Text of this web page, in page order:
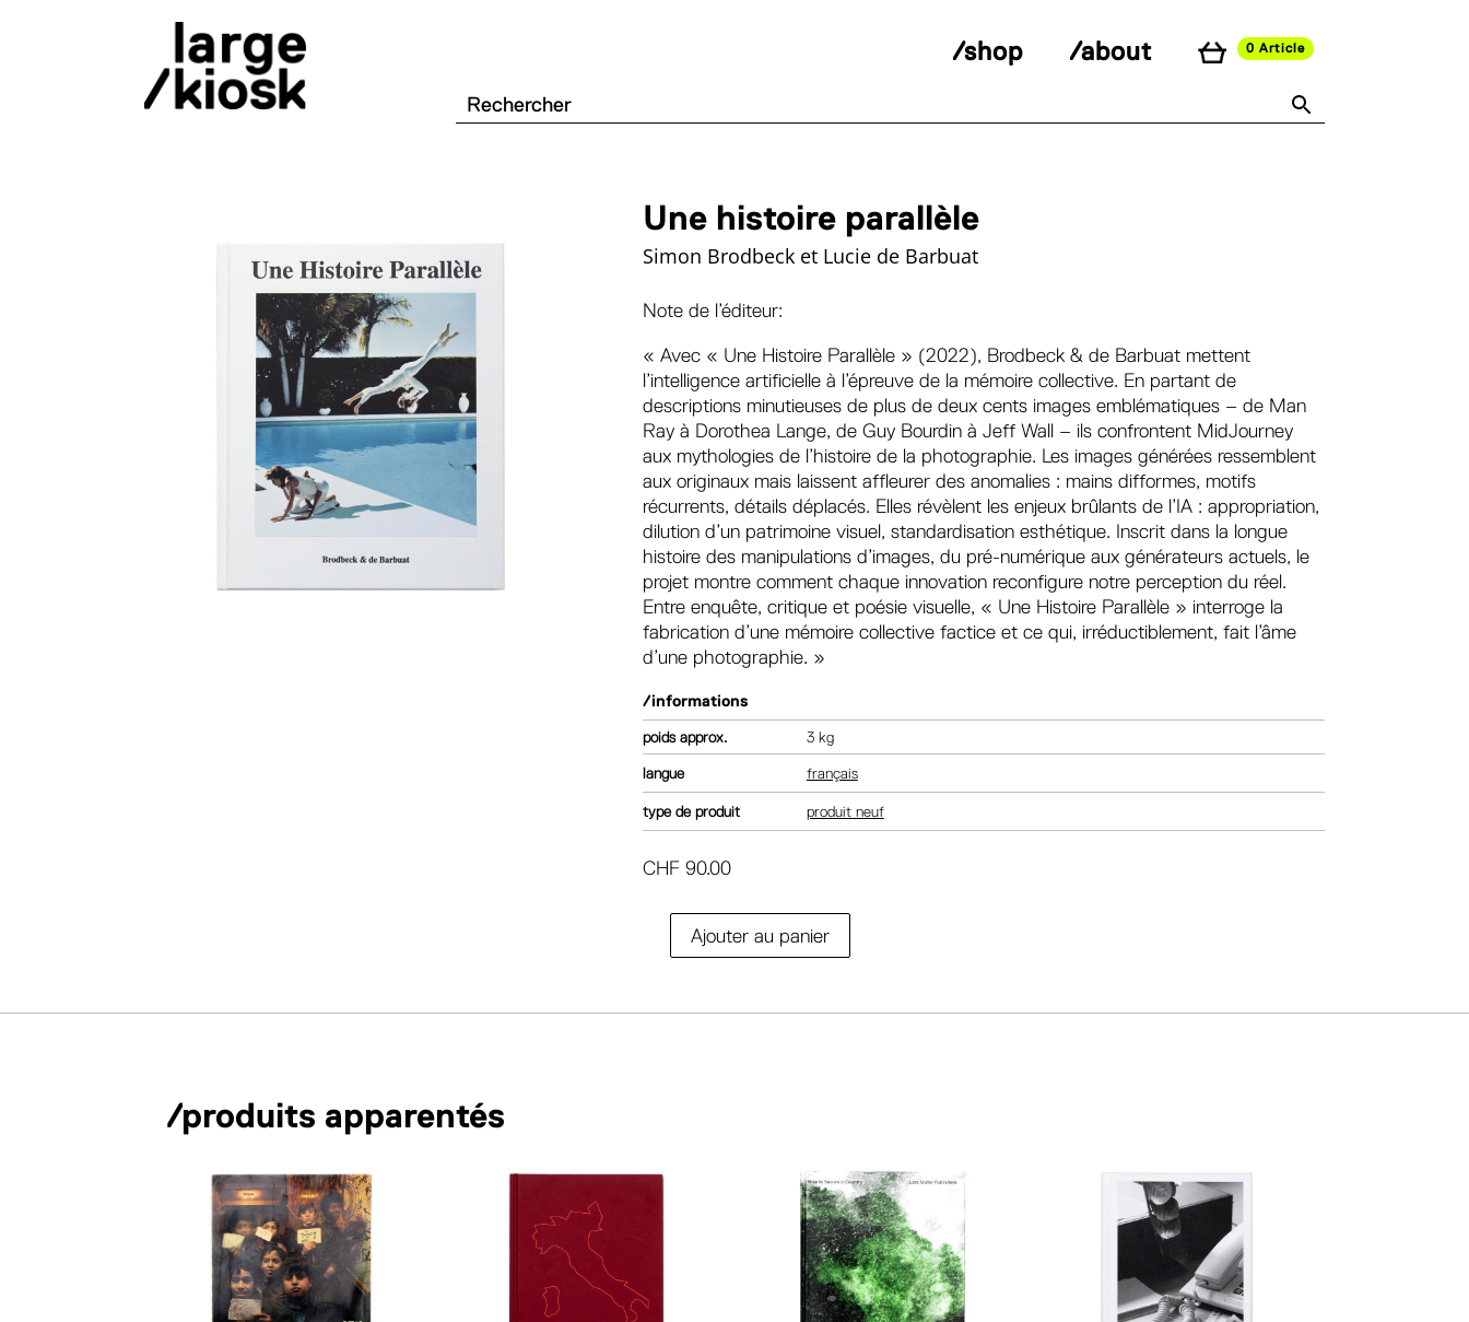
/shop /about 0 Article
Une histoire parallèle
Simon Brodbeck et Lucie de Barbuat
Note de l’éditeur:
« Avec « Une Histoire Parallèle » (2022), Brodbeck & de Barbuat mettent
l’intelligence artificielle à l’épreuve de la mémoire collective. En partant de
descriptions minutieuses de plus de deux cents images emblématiques – de Man
Ray à Dorothea Lange, de Guy Bourdin à Jeff Wall – ils confrontent MidJourney
aux mythologies de l’histoire de la photographie. Les images générées ressemblent
aux originaux mais laissent affleurer des anomalies : mains difformes, motifs
récurrents, détails déplacés. Elles révèlent les enjeux brûlants de l’IA : appropriation,
dilution d’un patrimoine visuel, standardisation esthétique. Inscrit dans la longue
histoire des manipulations d’images, du pré-numérique aux générateurs actuels, le
projet montre comment chaque innovation reconfigure notre perception du réel.
Entre enquête, critique et poésie visuelle, « Une Histoire Parallèle » interroge la
fabrication d’une mémoire collective factice et ce qui, irréductiblement, fait l’âme
d’une photographie. »
/informations
poids 3 kg
langue français
type de produit produit neuf
CHF 90.00
quantitéAjouter au panier
l
e
v
e
:
/produits apparentés